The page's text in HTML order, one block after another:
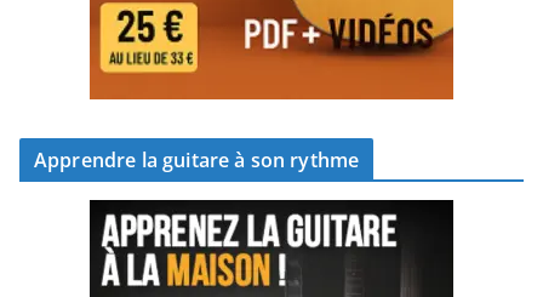
Apprendre la guitare à son rythme